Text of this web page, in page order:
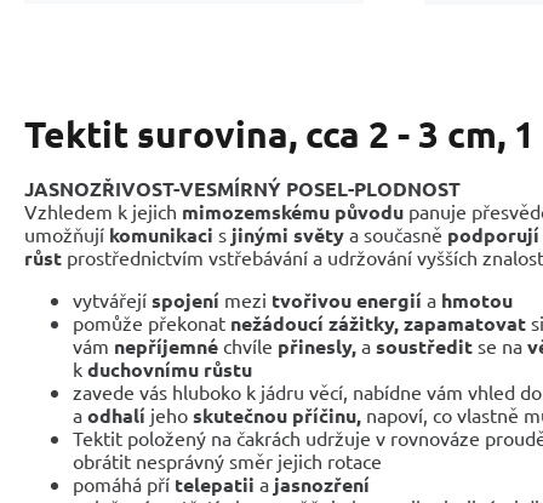
Tektit surovina, cca 2 - 3 cm, 1
JASNOZŘIVOST-VESMÍRNÝ POSEL-PLODNOST
Vzhledem k jejich mimozemskému původu panuje
umožňují komunikaci s jinými světy a současně podporují
růst prostřednictvím vstřebávání a udržování vyšších
vytvářejí spojení mezi tvořivou energií a hmotou
pomůže překonat nežádoucí zážitky, zapamatovat
vám nepříjemné chvíle přinesly, a soustředit se na
k duchovnímu růstu
zavede vás hluboko k jádru věcí, nabídne vám vhled
a odhalí jeho skutečnou příčinu, napoví, co vlastně
Tektit položený na čakrách udržuje v rovnováze
obrátit nesprávný směr jejich rotace
pomáhá pří telepatii a jasnozření